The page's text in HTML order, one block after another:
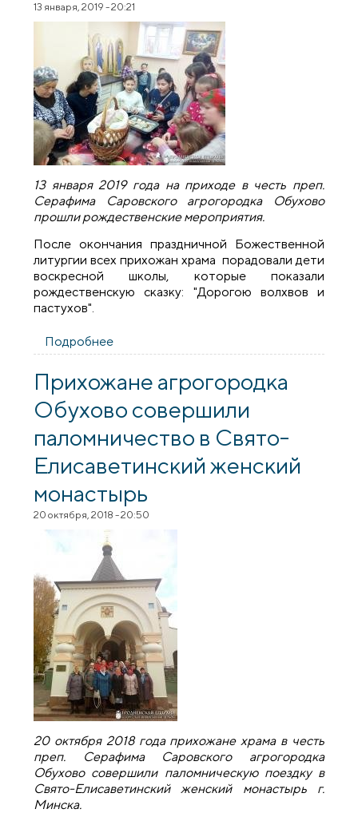
13 января, 2019 - 20:21
13 января 2019 года на приходе в честь преп.
Серафима Саровского агрогородка Обухово
прошли рождественские мероприятия.
После окончания праздничной Божественной
литургии всех прихожан храма порадовали дети
воскресной школы, которые показали
рождественскую сказку: "Дорогою волхвов и
пастухов".
Подробнее
приходе преподобного Серафима
Прихожане агрогородка
Обухово совершили
паломничество в Свято-
Елисаветинский женский
монастырь
20 октября, 2018 - 20:50
20 октября 2018 года прихожане храма в честь
преп. Серафима Саровского агрогородка
Обухово совершили паломническую поездку в
Свято-Елисаветинский женский монастырь г.
Минска.